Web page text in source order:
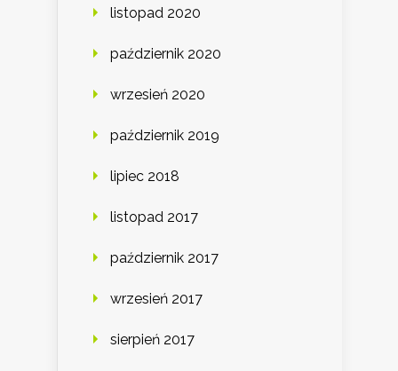
listopad 2020
październik 2020
wrzesień 2020
październik 2019
lipiec 2018
listopad 2017
październik 2017
wrzesień 2017
sierpień 2017